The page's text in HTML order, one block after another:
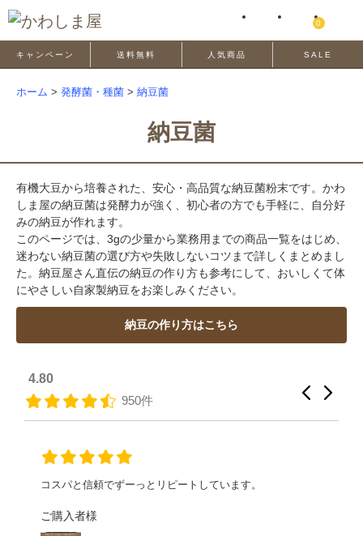
0
キャンペーン 送料無料 人気商品 SALE
ホーム > 発酵菌・種菌 > 納豆菌
納豆菌
有機大豆から培養された、安心・高品質な納豆菌粉末です。かわ
しま屋の納豆菌は発酵力が強く、初心者の方でも手軽に、自分好
みの納豆が作れます。
このページでは、3gの少量から業務用までの商品一覧をはじめ、
迷わない納豆菌の選び方や失敗しないコツまで詳しくまとめまし
た。納豆屋さん直伝の納豆の作り方も参考にして、おいしくて体
にやさしい自家製納豆をお楽しみください。
納豆の作り方はこちら
4.80
950件
コスパと信頼でずーっとリピートしています。
ご購入者様